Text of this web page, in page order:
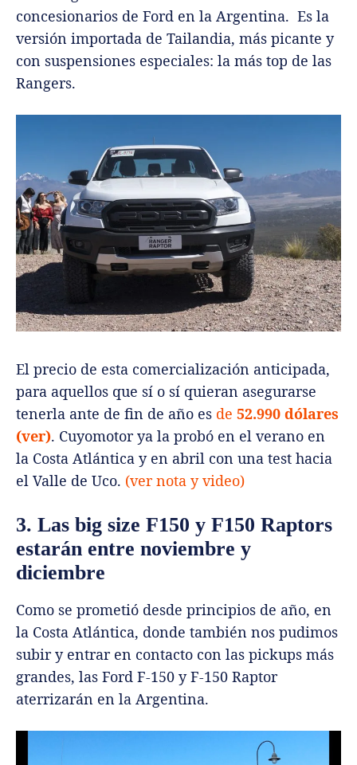
concesionarios de Ford en la Argentina. Es la
versión importada de Tailandia, más picante y
con suspensiones especiales: la más top de las
Rangers.
El precio de esta comercialización anticipada,
para aquellos que sí o sí quieran asegurarse
tenerla ante de fin de año es de 52.990 dólares
(ver). Cuyomotor ya la probó en el verano en
la Costa Atlántica y en abril con una test hacia
el Valle de Uco. (ver nota y video)
3. Las big size F150 y F150 Raptors
estarán entre noviembre y
diciembre
Como se prometió desde principios de año, en
la Costa Atlántica, donde también nos pudimos
subir y entrar en contacto con las pickups más
grandes, las Ford F-150 y F-150 Raptor
aterrizarán en la Argentina.